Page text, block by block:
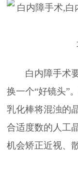
白内障手术要
换一个“好镜头”
乳化棒将混浊的
合适度数的人工
机会矫正近视、